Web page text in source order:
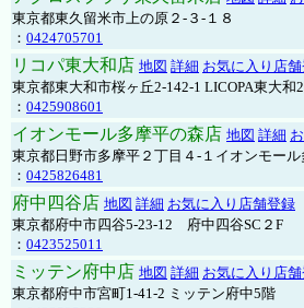
東京都東久留米市上の原２-３-１８
： 0424705701
リコパ東大和店 地図 詳細 お気に入り店
東京都東大和市桜ヶ丘2-142-1 LICOPA東大和
： 0425908601
イオンモール多摩平の森店 地図 詳細
東京都日野市多摩平２丁目４-１イオンモー
： 0425826481
府中四谷店 地図 詳細 お気に入り店舗登録
東京都府中市四谷5-23-12 府中四谷SC２F
： 0423525011
ミッテン府中店 地図 詳細 お気に入り店
東京都府中市宮町1-41-2 ミッテン府中5階